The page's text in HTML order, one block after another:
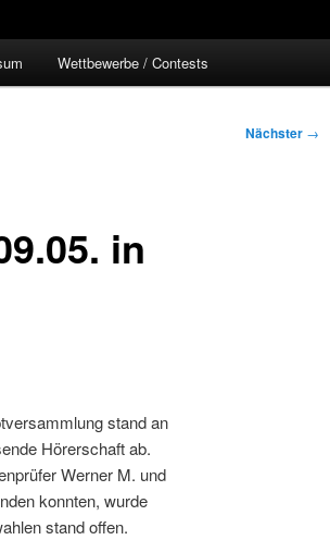
Wettbewerbe / Contests
Nächster →
in
stand an
Hörerschaft ab.
Werner M. und
konnten, wurde
stand offen.